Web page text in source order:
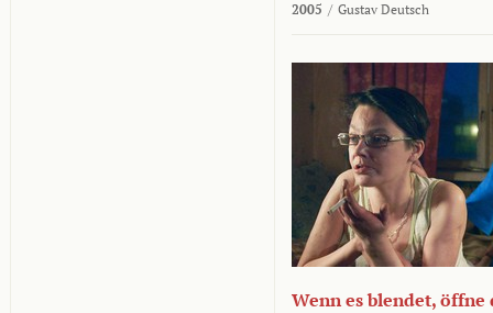
2005 / Gustav Deutsch
Wenn es blendet, öffne